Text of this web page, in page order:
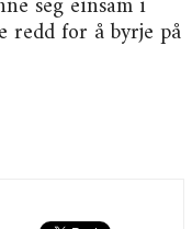
redd for å byrje på